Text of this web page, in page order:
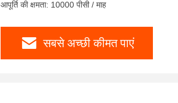
आपूर्ति की क्षमता: 10000 पीसी / माह
सबसे अच्छी कीमत पाएं